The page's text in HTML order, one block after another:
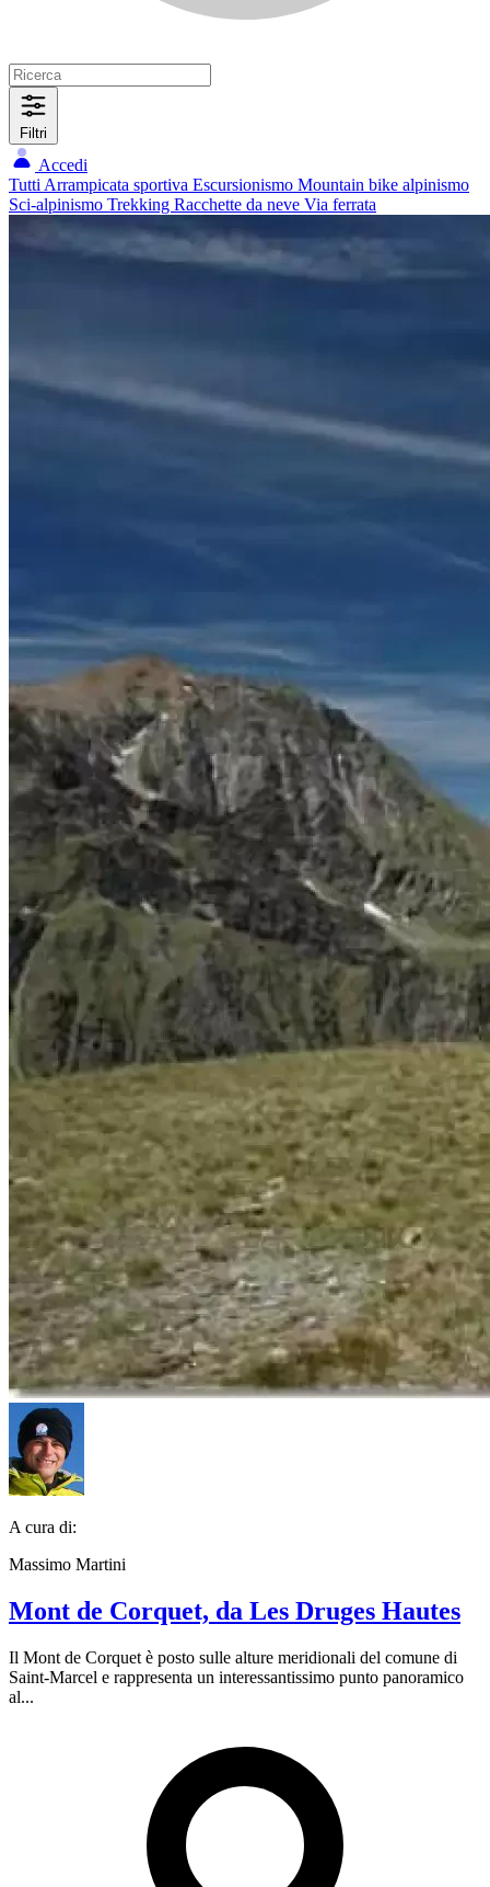
Filtri
Accedi
Tutti Arrampicata sportiva Escursionismo Mountain bike alpinismo
Sci-alpinismo Trekking Racchette da neve Via ferrata
A cura di:
Massimo Martini
Mont de Corquet, da Les Druges Hautes
Il Mont de Corquet è posto sulle alture meridionali del comune di
Saint-Marcel e rappresenta un interessantissimo punto panoramico
al...